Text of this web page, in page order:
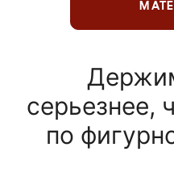
серьезнее,
по